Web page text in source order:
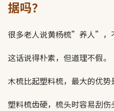
据吗？
很多老人说黄杨梳”养人”，
这话说得朴素，但道理不假。
木梳比起塑料梳，最大的优势
塑料梳齿硬，梳头时容易刮